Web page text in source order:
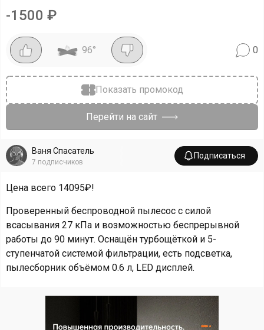
-1500 ₽
96° 0
Показать промокод
Перейти на сайт
Ваня Спасатель
7 подписчиков
Подписаться
Цена всего 14095₽!
Проверенный беспроводной пылесос с силой
всасывания 27 кПа и возможностью беспрерывной
работы до 90 минут. Оснащён турбощёткой и 5-
ступенчатой системой фильтрации, есть подсветка,
пылесборник объёмом 0.6 л, LED дисплей.